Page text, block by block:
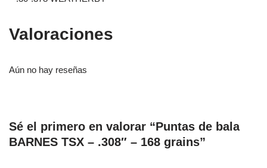
Valoraciones
Aún no hay reseñas
Sé el primero en valorar “Puntas de bala
BARNES TSX – .308″ – 168 grains”